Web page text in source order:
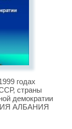
годах
страны
демократии
АЛБАНИЯ